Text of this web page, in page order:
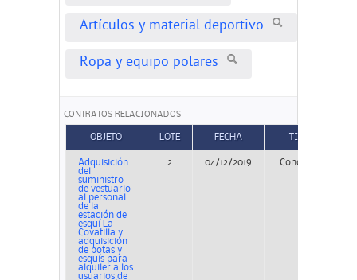
Artículos y material deportivo
Ropa y equipo polares
CONTRATOS RELACIONADOS
OBJETO LOTE FECHA
Adquisición
del
suministro
de vestuario
al personal
de la
estación de
esquí La
Covatilla y
adquisición
de botas y
esquís para
alquiler a los
usuarios de
2 04/12/2019 Concurso